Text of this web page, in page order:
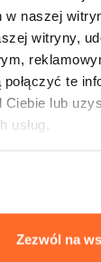
w naszej
witryny,
te
Ciebie lub
usług.
Zezwól na